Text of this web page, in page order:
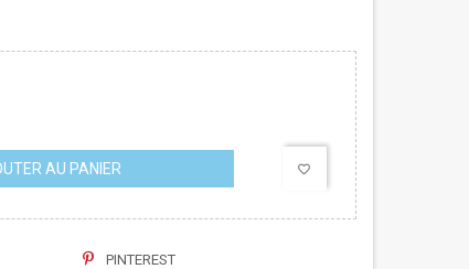
AU PANIER favorite_border
PINTEREST